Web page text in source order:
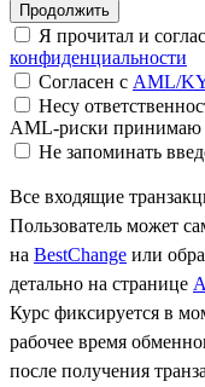
Я прочитал и
конфиденциальности
Согласен с AML/
Несу
AML-риски принимаю
Не запоминать
Все входящие
Пользователь может
на BestChange или
детально на странице
Курс фиксируется в
рабочее время
после получения